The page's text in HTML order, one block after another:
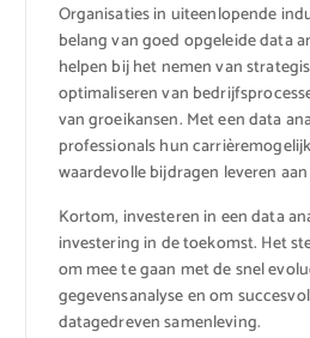
Organisaties in uiteenlopende
belang van goed opgeleide data
helpen bij het nemen van
optimaliseren van
van groeikansen. Met een data
professionals hun
waardevolle bijdragen leveren
Kortom, investeren in een data
investering in de toekomst. Het
om mee te gaan met de snel
gegevensanalyse en om
datagedreven samenleving.